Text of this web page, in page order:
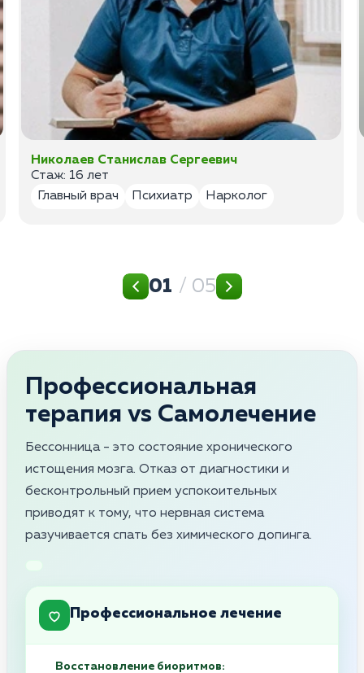
Николаев Станислав Сергеевич
Стаж: 16 лет
Главный врач
Психиатр Нарколог
01 / 05
Профессиональная
терапия vs Самолечение
Бессонница - это состояние хронического
истощения мозга. Отказ от диагностики и
бесконтрольный прием успокоительных
приводят к тому, что нервная система
разучивается спать без химического допинга.
Профессиональное лечение
Восстановление биоритмов: